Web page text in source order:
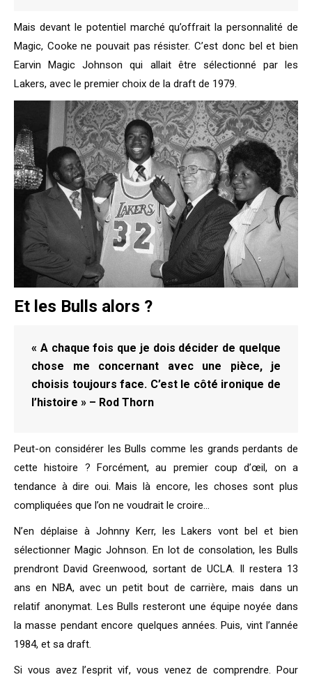
Mais devant le potentiel marché qu’offrait la personnalité de
Magic, Cooke ne pouvait pas résister. C’est donc bel et bien
Earvin Magic Johnson qui allait être sélectionné par les
Lakers, avec le premier choix de la draft de 1979.
Et les Bulls alors ?
« A chaque fois que je dois décider de quelque
chose me concernant avec une pièce, je
choisis toujours face. C’est le côté ironique de
l’histoire » – Rod Thorn
Peut-on considérer les Bulls comme les grands perdants de
cette histoire ? Forcément, au premier coup d’œil, on a
tendance à dire oui. Mais là encore, les choses sont plus
compliquées que l’on ne voudrait le croire…
N’en déplaise à Johnny Kerr, les Lakers vont bel et bien
sélectionner Magic Johnson. En lot de consolation, les Bulls
prendront David Greenwood, sortant de UCLA. Il restera 13
ans en NBA, avec un petit bout de carrière, mais dans un
relatif anonymat. Les Bulls resteront une équipe noyée dans
la masse pendant encore quelques années. Puis, vint l’année
1984, et sa draft.
Si vous avez l’esprit vif, vous venez de comprendre. Pour